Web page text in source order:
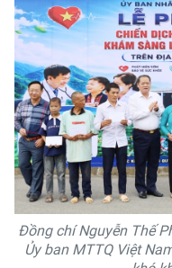
Đồng chí Nguyễn Thế
Ủy ban MTTQ Việt